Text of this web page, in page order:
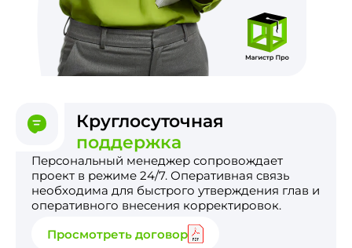
Круглосуточная
поддержка
Персональный менеджер сопровождает
проект в режиме 24/7. Оперативная связь
необходима для быстрого утверждения глав и
оперативного внесения корректировок.
Просмотреть договор